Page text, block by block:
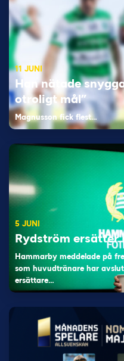
11 JUNI
Han nätade
otroligt mål”
Magnusson fick flest…
5 JUNI
Rydström ersätter
Hammarby meddelade på
som huvudtränare har
ersättare…